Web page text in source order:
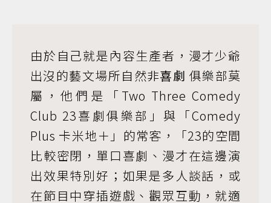
由於自己就是內容生產者，漫才少爺
出沒的藝文場所自然非喜劇 俱樂部莫
屬，他們是「Two Three Comedy
Club 23喜劇俱樂部」與「Comedy
Plus 卡米地＋」的常客，「23的空間
比較密閉，單口喜劇、漫才在這邊演
出效果特別好；如果是多人談話，或
在節目中穿插遊戲、觀眾互動，就適